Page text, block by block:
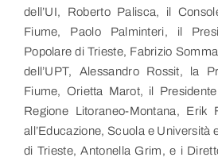
dell’UI, Roberto Palisca, il
Fiume, Paolo Palminteri, il
Popolare di Trieste, Fabrizio
dell’UPT, Alessandro Rossit, la
Fiume, Orietta Marot, il Presidente
Regione Litoraneo-Montana, Erik
all’Educazione, Scuola e Università
di Trieste, Antonella Grim, e i